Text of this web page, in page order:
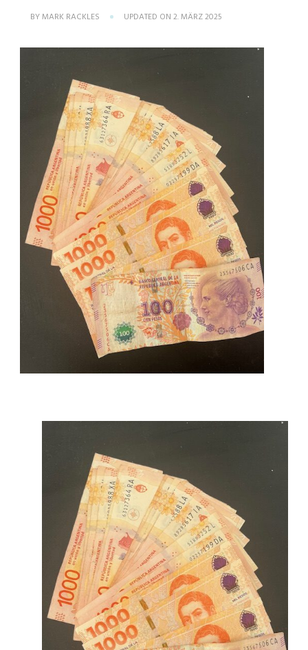
BYMARK RACKLES UPDATED ON 2. MÄRZ 2025